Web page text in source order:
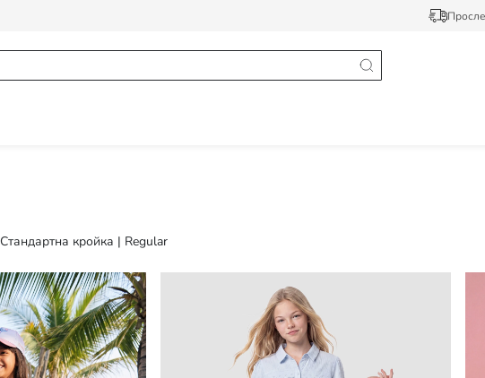
Стандартна кройка | Regular